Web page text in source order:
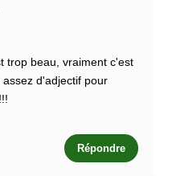
trop beau, vraiment c'est
d'adjectif pour
Répondre